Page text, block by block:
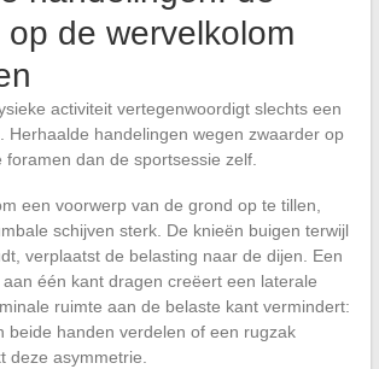
op de wervelkolom
activiteit vertegenwoordigt slechts een
Herhaalde handelingen wegen zwaarder op
foramen dan de sportsessie zelf.
een voorwerp van de grond op te tillen,
schijven sterk. De knieën buigen terwijl
verplaatst de belasting naar de dijen. Een
één kant dragen creëert een laterale
ruimte aan de belaste kant vermindert:
beide handen verdelen of een rugzak
deze asymmetrie.